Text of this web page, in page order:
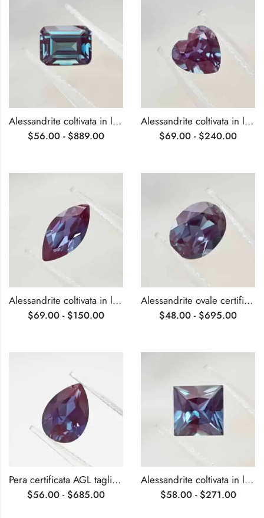
Alessandrite coltivata in laboratorio, taglio smeraldo certificata AGL
$56.00 - $889.00
Alessandrite coltivata in laboratorio, tagliata a cuore e certificata AGL
$69.00 - $240.00
Alessandrite coltivata in laboratorio, certificata AGL, taglio marquise
$69.00 - $150.00
Alessandrite ovale certificata AGL coltivata in laboratorio
$48.00 - $695.00
Pera certificata AGL tagliata in laboratorio, coltivata in Alessandrite
$56.00 - $685.00
Alessandrite coltivata in laboratorio, certificata AGL, taglio principessa
$58.00 - $271.00